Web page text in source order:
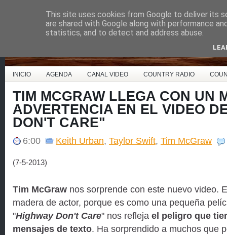
Country Music España
INICIO AGENDA CANAL VIDEO COUNTRY RADIO
TIM MCGRAW LLEGA CON UN
ADVERTENCIA EN EL VIDEO
DON'T CARE"
6:00 Keith Urban, Taylor Swift, Tim McGraw
(7-5-2013)
Tim McGraw nos sorprende con este nuevo video.
madera de actor, porque es como una pequeña
"Highway Don't Care" nos refleja el peligro que
mensajes de texto. Ha sorprendido a muchos que
This site uses cookies from Google to deliver its
are shared with Google along with performance
statistics, and to detect and address abuse.